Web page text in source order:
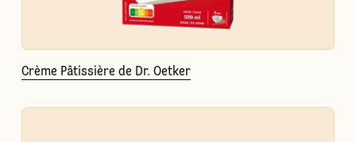
Crème Pâtissière de Dr. Oetker